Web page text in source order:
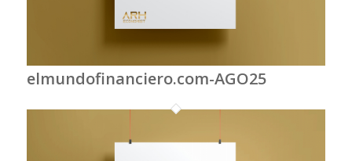
elmundofinanciero.com-AGO25